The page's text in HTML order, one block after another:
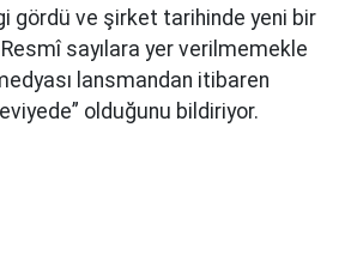
gördü ve şirket tarihinde yeni bir
Resmî sayılara yer verilmemekle
lansmandan itibaren
olduğunu bildiriyor.